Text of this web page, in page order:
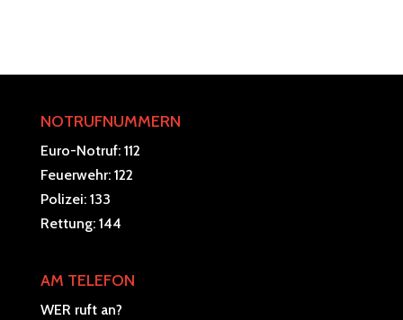
NOTRUFNUMMERN
Euro-Notruf: 112
Feuerwehr: 122
Polizei: 133
Rettung: 144
AM TELEFON
WER ruft an?